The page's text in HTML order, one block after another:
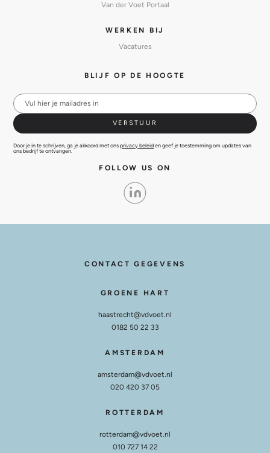
Van der Voet Portaal
WERKEN BIJ
Vacatures
BLIJF OP DE HOOGTE
Door je in te schrijven, ga je akkoord met onsprivacy beleiden geef je toestemming om updates van
ons bedrijf te ontvangen.
FOLLOW US ON
CONTACT GEGEVENS
GROENE HART
haastrecht@vdvoet.nl
0182 50 22 33
AMSTERDAM
amsterdam@vdvoet.nl
020 420 37 05
ROTTERDAM
rotterdam@vdvoet.nl
010 727 14 22